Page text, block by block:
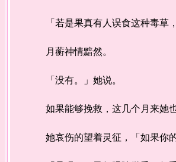
「若是果真有人误食这种毒草，
月蘅神情黯然。
「没有。」她说。
如果能够挽救，这几个月来她
她哀伤的望着灵征，「如果你的